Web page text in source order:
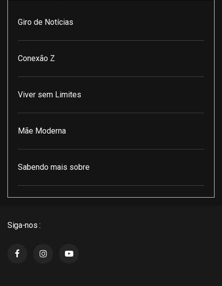
Giro de Notícias
Conexão Z
Viver sem Limites
Mãe Moderna
Sabendo mais sobre
Siga-nos :